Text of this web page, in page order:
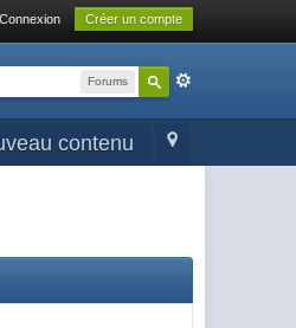
Connexion Créer un compte
Forums
contenu